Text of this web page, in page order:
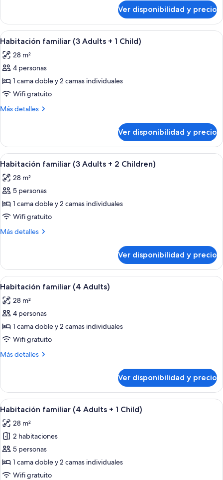
familiar
(3
Adults)
Ver disponibilidad y precio
Ver
todas
las
fotos
de
Habitación
familiar
+
Child)
Una habitación de hotel moderna
5
Habitación familiar (3 Adults + 1 Child)
28 m²
4 personas
1 cama doble y 2 camas individuales
Wifi gratuito
Más detalles
Más
familiar
(3
Adults
Child)
Ver disponibilidad y precio
Ver
todas
las
fotos
de
Habitación
familiar
+
Children)
Una habitación de hotel moderna
5
Habitación familiar (3 Adults + 2 Children)
28 m²
5 personas
1 cama doble y 2 camas individuales
Wifi gratuito
Más detalles
Más
familiar
(3
Adults
2
Children)
Ver disponibilidad y precio
Ver
todas
las
fotos
de
Habitación
familiar
Una habitación de hotel moderna
5
Habitación familiar (4 Adults)
28 m²
4 personas
1 cama doble y 2 camas individuales
Wifi gratuito
Más detalles
Más
familiar
(4
Adults)
Ver disponibilidad y precio
Ver
todas
las
fotos
de
Habitación
familiar
Una habitación de hotel moderna
5
Habitación familiar (4 Adults + 1 Child)
28 m²
2 habitaciones
5 personas
1 cama doble y 2 camas individuales
Wifi gratuito